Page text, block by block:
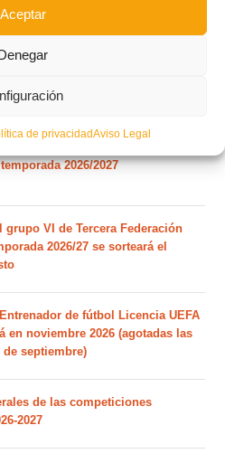
Aceptar
de privacidadAviso Legal
de la Copa Federación
y calendario de Tercera
2026/2027
grupo VI de Tercera Federación
2026/27 se sorteará el
de fútbol Licencia UEFA
en noviembre 2026 (agotadas las
septiembre)
de las competiciones
2027